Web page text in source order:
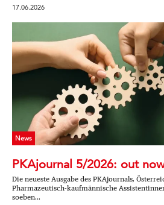
17.06.2026
News
PKAjournal 5/2026: out
Die neueste Ausgabe des PKAjournals,
Pharmazeutisch-kaufmännische
soeben...